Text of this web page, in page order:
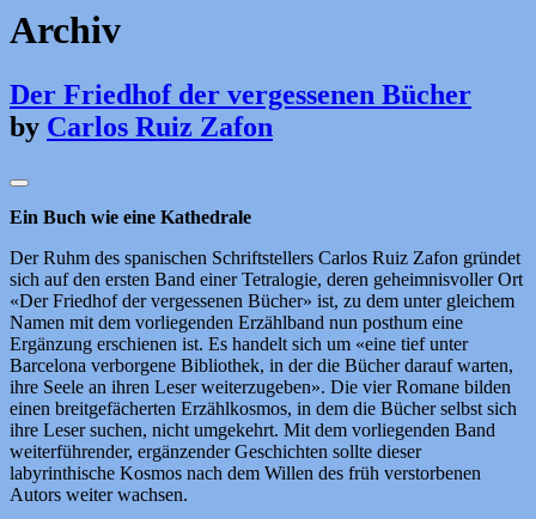
Archiv
Der Friedhof der vergessenen Bücher
by Carlos Ruiz Zafon
Ein Buch wie eine Kathedrale
Der Ruhm des spanischen Schriftstellers Carlos Ruiz Zafon gründet
sich auf den ersten Band einer Tetralogie, deren geheimnisvoller Ort
«Der Friedhof der vergessenen Bücher» ist, zu dem unter gleichem
Namen mit dem vorliegenden Erzählband nun posthum eine
Ergänzung erschienen ist. Es handelt sich um «eine tief unter
Barcelona verborgene Bibliothek, in der die Bücher darauf warten,
ihre Seele an ihren Leser weiterzugeben». Die vier Romane bilden
einen breitgefächerten Erzählkosmos, in dem die Bücher selbst sich
ihre Leser suchen, nicht umgekehrt. Mit dem vorliegenden Band
weiterführender, ergänzender Geschichten sollte dieser
labyrinthische Kosmos nach dem Willen des früh verstorbenen
Autors weiter wachsen.